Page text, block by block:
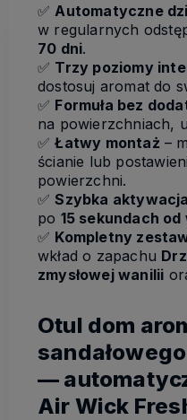
✅ Automatyczne
w regularnych
70 dni.
✅ Trzy poziomy
dostosuj aromat do
✅ Formuła bez
na powierzchniach,
✅ Łatwy montaż–
ścianie lub
powierzchni.
✅ Szybka aktywacja
po 15 sekundach od
✅ Kompletny
wkład o zapachu
zmysłowej wanilii
Otul dom
—
Air Wick